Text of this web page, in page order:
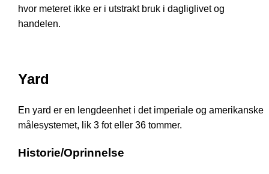
hvor meteret ikke er i utstrakt bruk i dagliglivet og
handelen.
Yard
En yard er en lengdeenhet i det imperiale og amerikanske
målesystemet, lik 3 fot eller 36 tommer.
Historie/Oprinnelse